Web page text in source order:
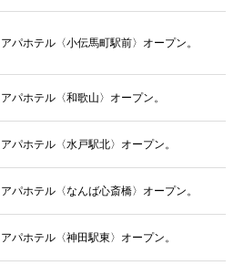
アパホテル〈小伝馬町駅前〉オープン。
アパホテル〈和歌山〉オープン。
アパホテル〈水戸駅北〉オープン。
アパホテル〈なんば心斎橋〉オープン。
アパホテル〈神田駅東〉オープン。